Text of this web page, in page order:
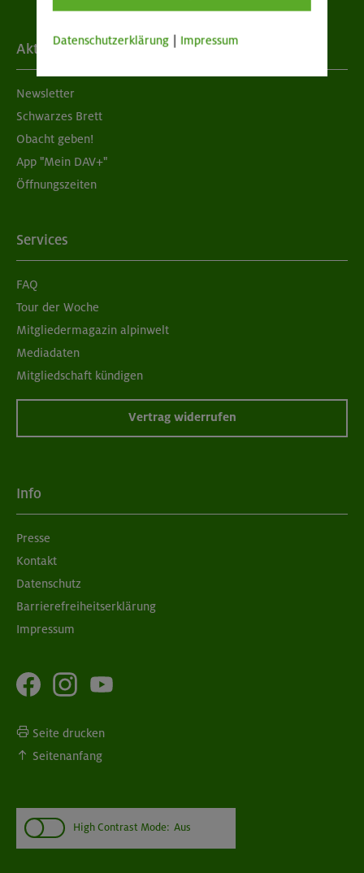
Aktuelles
Newsletter
Schwarzes Brett
Obacht geben!
App "Mein DAV+"
Öffnungszeiten
Services
FAQ
Tour der Woche
Mitgliedermagazin alpinwelt
Mediadaten
Mitgliedschaft kündigen
Vertrag widerrufen
Info
Presse
Kontakt
Datenschutz
Barrierefreiheitserklärung
Impressum
Seite drucken
Seitenanfang
High Contrast Mode: Aus
Datenschutzerklärung Impressum